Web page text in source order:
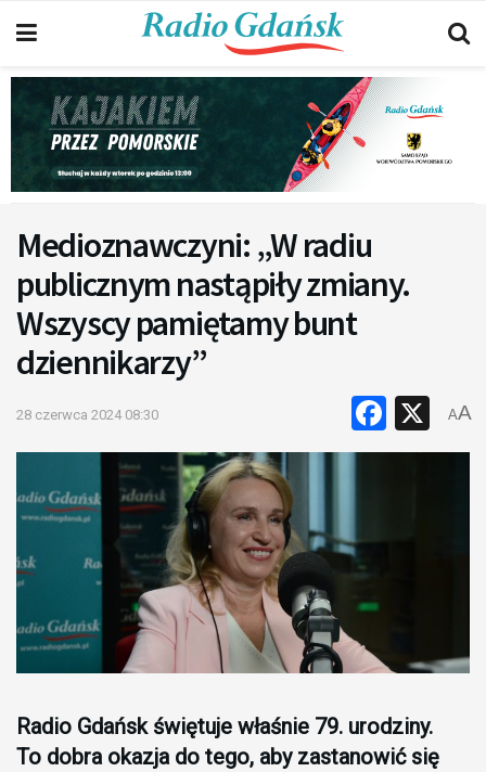
Medioznawczyni: „W radiu
publicznym nastąpiły zmiany.
Wszyscy pamiętamy bunt
dziennikarzy”
28 czerwca 2024 08:30 X
AA
Radio Gdańsk świętuje właśnie 79. urodziny.
To dobra okazja do tego, aby zastanowić się